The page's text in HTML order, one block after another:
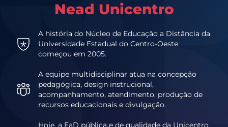
Nead Unicentro
A história do Núcleo de Educação a Distância da
Universidade Estadual do Centro-Oeste
começou em 2005.
A equipe multidisciplinar atua na concepção
pedagógica, design instrucional,
acompanhamento, atendimento, produção de
recursos educacionais e divulgação.
Hoje, a EaD pública e de qualidade da Unicentro